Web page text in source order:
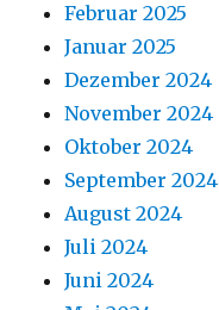
Februar 2025
Januar 2025
Dezember 2024
November 2024
Oktober 2024
September 2024
August 2024
Juli 2024
Juni 2024